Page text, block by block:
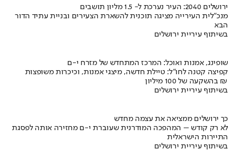
ירושלים 2040: העיר נערכת ל- 1.5 מליון תושבים
מנכ"לית העירייה מציגה תוכנית להשארת הצעירים ובניית עתיד הדור
הבא
בשיתוף עיריית ירושלים
שופינג, אמנות ואוכל: המרכז המתחדש של מזרח י-ם
קפיצה קטנה לחו"ל: טיילת חדשה, מיצגי אמנות, וכיכרות משופצות
בהשקעה של 100 מיליון ₪
בשיתוף עיריית ירושלים
כך ירושלים ממציאה את עצמה מחדש
לא רק קודש – המהפכה המודרנית שעוברת י-ם מחזירה אותה לפסגת
התיירות הישראלית
בשיתוף עיריית ירושלים